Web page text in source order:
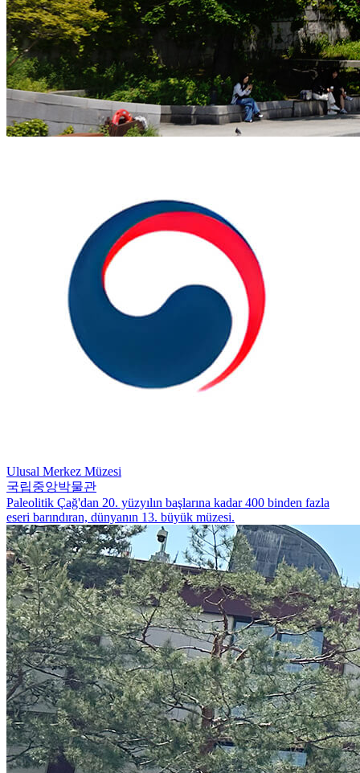
Ulusal Merkez Müzesi
국립중앙박물관
Paleolitik Çağ'dan 20. yüzyılın başlarına kadar 400 binden fazla
eseri barındıran, dünyanın 13. büyük müzesi.